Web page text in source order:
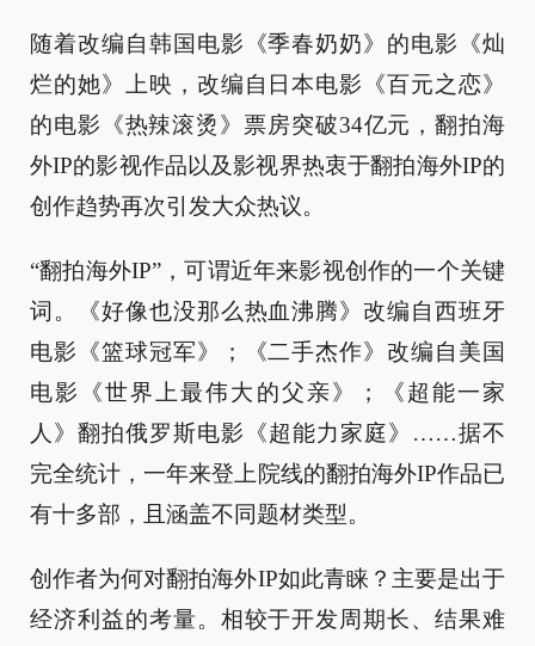
随着改编自韩国电影《季春奶奶》的电影《灿
烂的她》上映，改编自日本电影《百元之恋》
的电影《热辣滚烫》票房突破34亿元，翻拍海
外IP的影视作品以及影视界热衷于翻拍海外IP的
创作趋势再次引发大众热议。
“翻拍海外IP”，可谓近年来影视创作的一个关键
词。《好像也没那么热血沸腾》改编自西班牙
电影《篮球冠军》；《二手杰作》改编自美国
电影《世界上最伟大的父亲》；《超能一家
人》翻拍俄罗斯电影《超能力家庭》……据不
完全统计，一年来登上院线的翻拍海外IP作品已
有十多部，且涵盖不同题材类型。
创作者为何对翻拍海外IP如此青睐？主要是出于
经济利益的考量。相较于开发周期长、结果难